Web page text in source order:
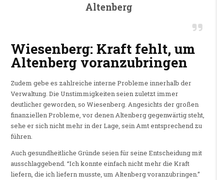
Altenberg
Wiesenberg: Kraft fehlt, um
Altenberg voranzubringen
Zudem gebe es zahlreiche interne Probleme innerhalb der
Verwaltung. Die Unstimmigkeiten seien zuletzt immer
deutlicher geworden, so Wiesenberg. Angesichts der großen
finanziellen Probleme, vor denen Altenberg gegenwärtig steht,
sehe er sich nicht mehr in der Lage, sein Amt entsprechend zu
führen.
Auch gesundheitliche Gründe seien für seine Entscheidung mit
ausschlaggebend. “Ich konnte einfach nicht mehr die Kraft
liefern, die ich liefern musste, um Altenberg voranzubringen.”